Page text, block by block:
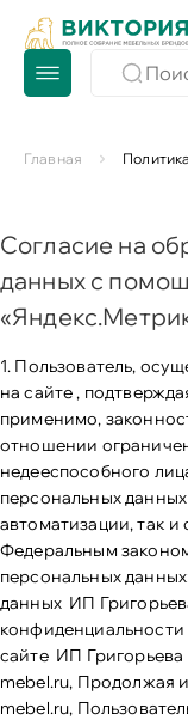
Главная
Согласие на
данных с
1. Пользователь,
на сайте ,
применимо,
отношении
недееспособного
персональных
автоматизации, так и
Федеральным
персональных
данных ИП
сайте ИП
mebel.ru, Продолжая
mebel.ru,